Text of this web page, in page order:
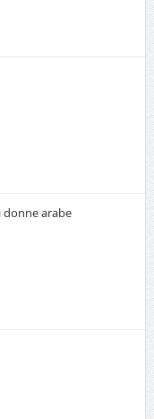
donne arabe